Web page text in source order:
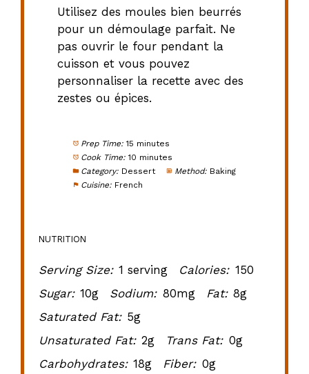
Utilisez des moules bien beurrés
pour un démoulage parfait. Ne
pas ouvrir le four pendant la
cuisson et vous pouvez
personnaliser la recette avec des
zestes ou épices.
Prep Time: 15 minutes
Cook Time: 10 minutes
Category: Dessert Method: Baking
Cuisine: French
NUTRITION
Serving Size: 1 serving Calories: 150
Sugar: 10g Sodium: 80mg Fat: 8g
Saturated Fat: 5g
Unsaturated Fat: 2g Trans Fat: 0g
Carbohydrates: 18g Fiber: 0g